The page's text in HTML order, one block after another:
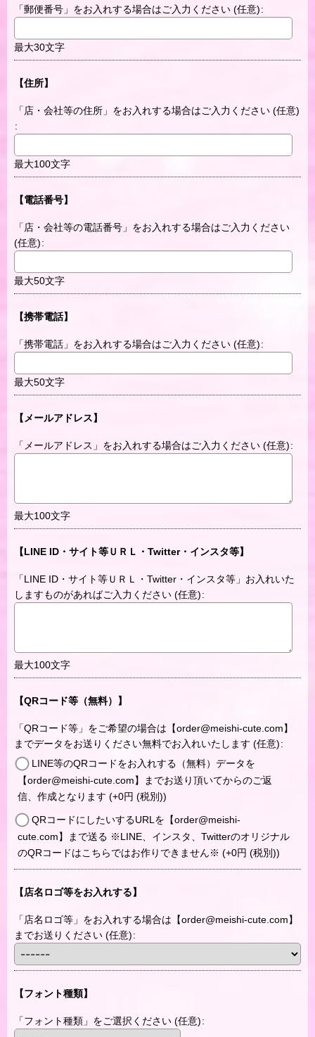
「郵便番号」をお入れする場合はご入力ください (任意):
最大30文字
【住所】
「店・会社等の住所」をお入れする場合はご入力ください (任意)
:
最大100文字
【電話番号】
「店・会社等の電話番号」をお入れする場合はご入力ください
(任意):
最大50文字
【携帯電話】
「携帯電話」をお入れする場合はご入力ください (任意):
最大50文字
【メールアドレス】
「メールアドレス」をお入れする場合はご入力ください (任意):
最大100文字
【LINE ID・サイト等ＵＲＬ・Twitter・インスタ等】
「LINE ID・サイト等ＵＲＬ・Twitter・インスタ等」お入れいた
しますものがあればご入力ください (任意):
最大100文字
【QRコード等（無料）】
「QRコード等」をご希望の場合は【order@meishi-cute.com】
までデータをお送りください無料でお入れいたします (任意):
LINE等のQRコードをお入れする（無料）データを
【order@meishi-cute.com】までお送り頂いてからのご返
信、作成となります (+0円 (税別))
QRコードにしたいするURLを【order@meishi-
cute.com】まで送る ※LINE、インスタ、Twitterのオリジナル
のQRコードはこちらではお作りできません※ (+0円 (税別))
【店名ロゴ等をお入れする】
「店名ロゴ等」をお入れする場合は【order@meishi-cute.com】
までお送りください (任意):
【フォント種類】
「フォント種類」をご選択ください (任意):